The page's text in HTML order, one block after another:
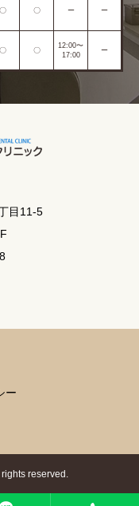
〇 〇 ー ー
〇 〇
12:00〜
17:00
ー
目11-5
ー
reserved.